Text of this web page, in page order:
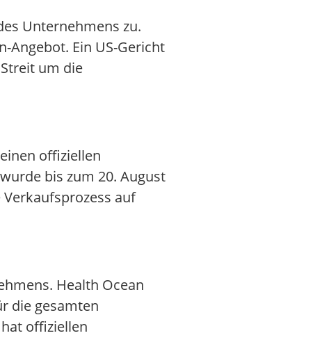
Unternehmens zu.
Angebot. Ein US-Gericht
um die
offiziellen
bis zum 20. August
auf
Health Ocean
die gesamten
offiziellen